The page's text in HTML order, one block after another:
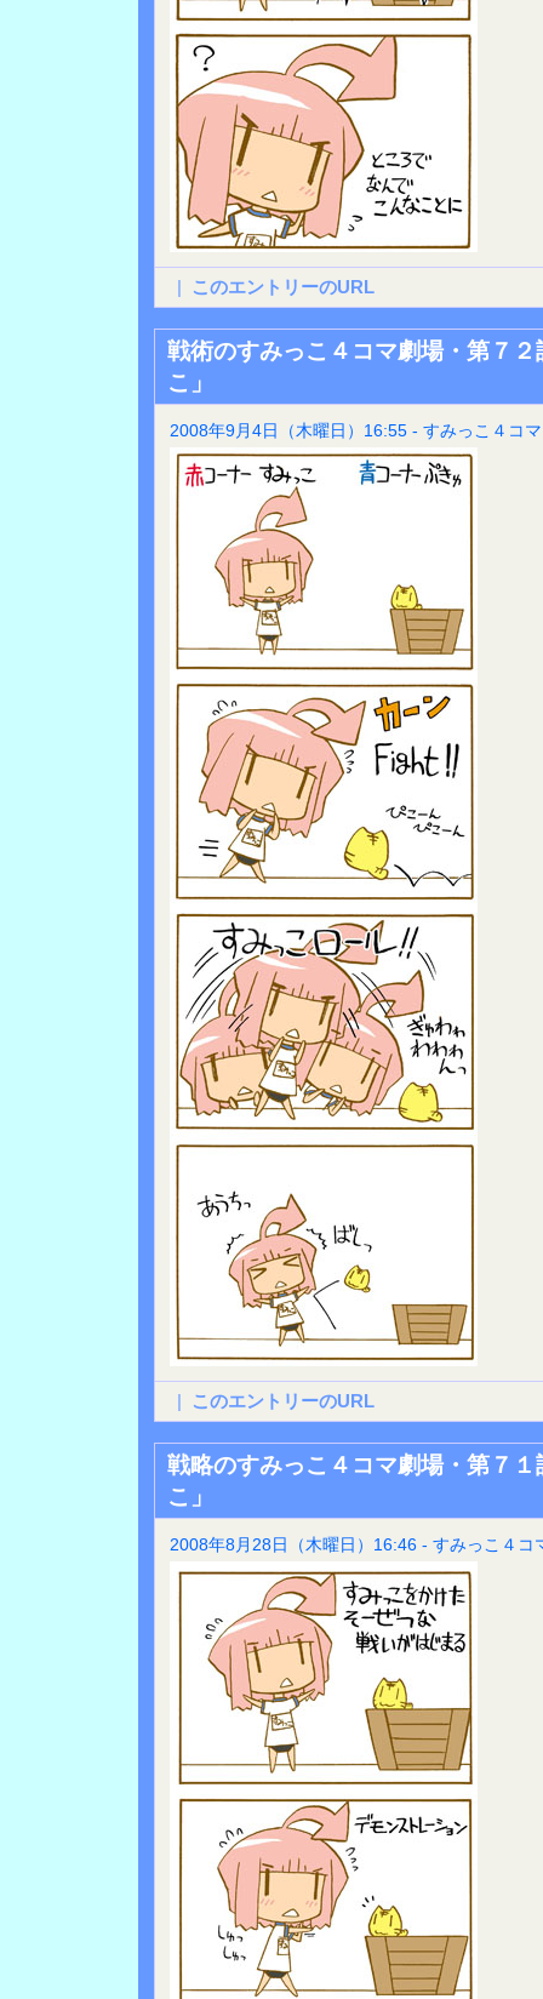
| このエントリーのURL
戦術のすみっこ４コマ劇場・第７
こ」
2008年9月4日（木曜日）16:55 - すみっこ４コマ
| このエントリーのURL
戦略のすみっこ４コマ劇場・第７
こ」
2008年8月28日（木曜日）16:46 - すみっこ４コ